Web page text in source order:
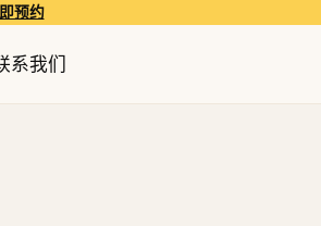
预约
系我们